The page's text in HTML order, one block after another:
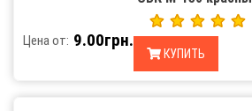
Цена от: 9.00грн.
КУПИТЬ